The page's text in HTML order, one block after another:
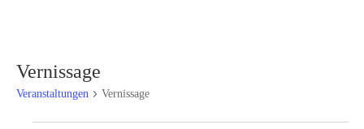
Vernissage
Veranstaltungen Vernissage